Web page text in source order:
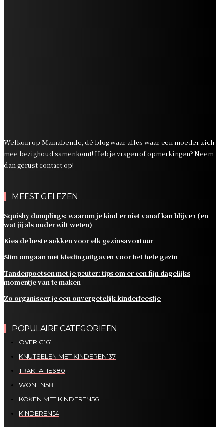
Welkom op Mamabende, dé blog waar alles waar een moeder zich
mee bezighoud samenkomt! Heb je vragen of opmerkingen? Neem
dan gerust contact op!
MEEST GELEZEN
Squishy dumplings: waarom je kind er niet vanaf kan blijven (en
wat jij als ouder wilt weten)
Kies de beste sokken voor elk gezinsavontuur
Slim omgaan met kledinguitgaven voor het hele gezin
Tandenpoetsen met je peuter: tips om er een fijn dagelijks
momentje van te maken
Zo organiseer je een onvergetelijk kinderfeestje
POPULAIRE CATEGORIEËN
OVERIG161
KNUTSELEN MET KINDEREN137
TRAKTATIES80
WONEN58
KOKEN MET KINDEREN56
KINDEREN54